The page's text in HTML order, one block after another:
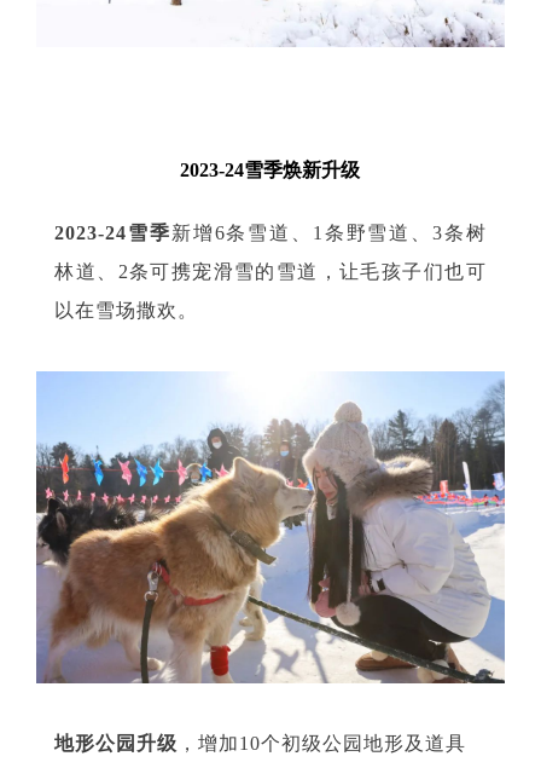
2023-24雪季焕新升级
2023-24雪季新增6条雪道、1条野雪道、3条树
林道、2条可携宠滑雪的雪道，让毛孩子们也可
以在雪场撒欢。
地形公园升级 ，增加10个初级公园地形及道具